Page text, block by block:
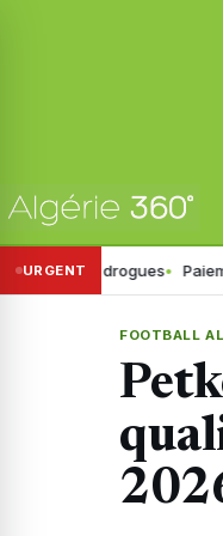
URGENT
drogues Paiement
FOOTBALL